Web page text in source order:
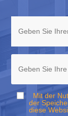
Mit der
der
diese